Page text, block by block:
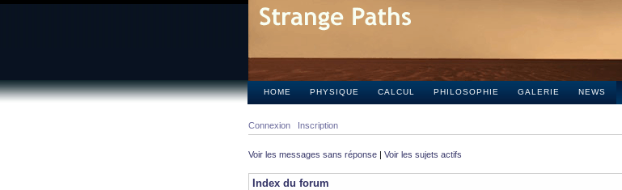
HOME PHYSIQUE CALCUL PHILOSOPHIE GALERIE NEWS
Connexion Inscription
Voir les messages sans réponse | Voir les sujets actifs
Index du forum